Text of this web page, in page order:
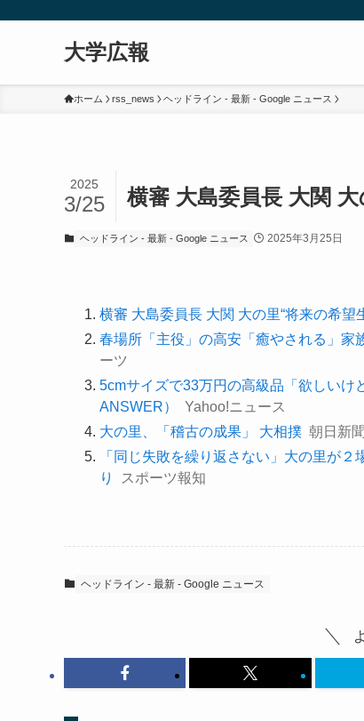
大学広報
ホーム rss_news ヘッドライン - 最新 - Google ニュース
横審 大島委員長 大関
2025
3/25
ヘッドライン - 最新 - Google ニュース 2025年3月25日
横審 大島委員長 大関 大の里“将来の希望
春場所「主役」の高安「癒やされる」家
ーツ
5cmサイズで33万円の高級品「欲しい
ANSWER）
Yahoo!ニュース
大の里、「稽古の成果」 大相撲 朝日新聞
「同じ失敗を繰り返さない」大の里が
り
スポーツ報知
ヘッドライン - 最新 - Google ニュース